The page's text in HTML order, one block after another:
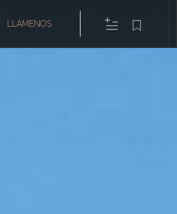
LLÁMENOS